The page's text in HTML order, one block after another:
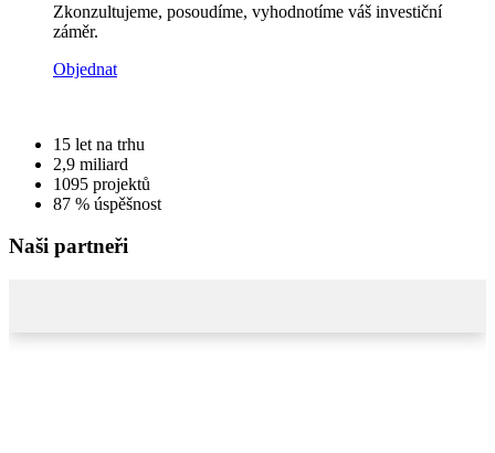
Zkonzultujeme, posoudíme, vyhodnotíme váš investiční
záměr.
Objednat
15 let na trhu
2,9 miliard
1095 projektů
87 % úspěšnost
Naši partneři